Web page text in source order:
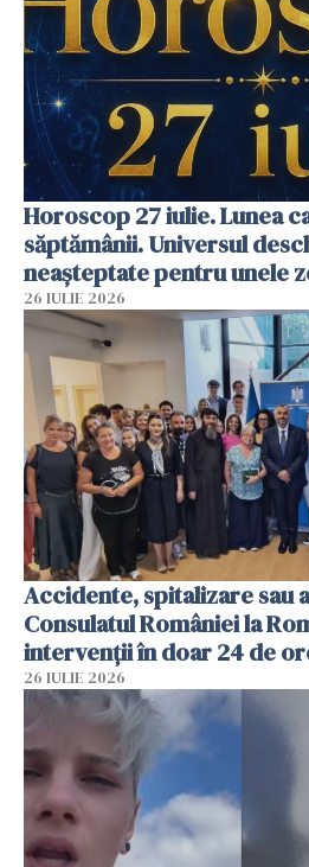
Horoscop 27 iulie. Lunea
săptămânii. Universul
neașteptate pentru unele
26 IULIE 2026
Accidente, spitalizare sau
Consulatul României la
intervenții în doar 24 de
26 IULIE 2026